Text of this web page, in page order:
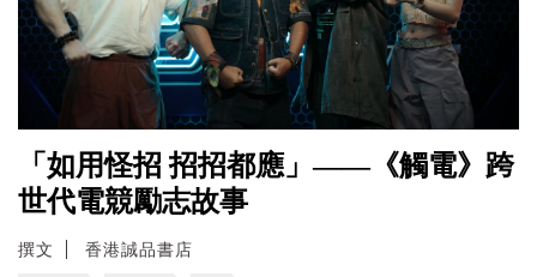
「如用怪招 招招都應」——《觸電》跨
世代電競勵志故事
撰文 香港誠品書店